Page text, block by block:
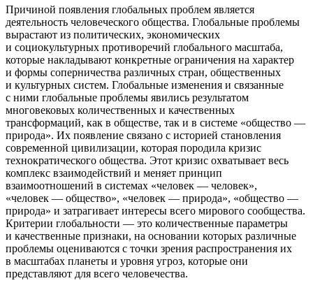
Причиной появления глобальных проблем является
деятельность человеческого общества. Глобальные проблемы
вырастают из политических, экономических
и социокультурных противоречий глобального масштаба,
которые накладывают конкретные ограничения на характер
и формы соперничества различных стран, общественных
и культурных систем. Глобальные изменения и связанные
с ними глобальные проблемы явились результатом
многовековых количественных и качественных
трансформаций, как в обществе, так и в системе «общество —
природа». Их появление связано с историей становления
современной цивилизации, которая породила кризис
технократического общества. Этот кризис охватывает весь
комплекс взаимодействий и меняет принцип
взаимоотношений в системах «человек — человек»,
«человек — общество», «человек — природа», «общество —
природа» и затрагивает интересы всего мирового сообщества.
Критерии глобальности — это количественные параметры
и качественные признаки, на основании которых различные
проблемы оцениваются с точки зрения распространения их
в масштабах планеты и уровня угроз, которые они
представляют для всего человечества.